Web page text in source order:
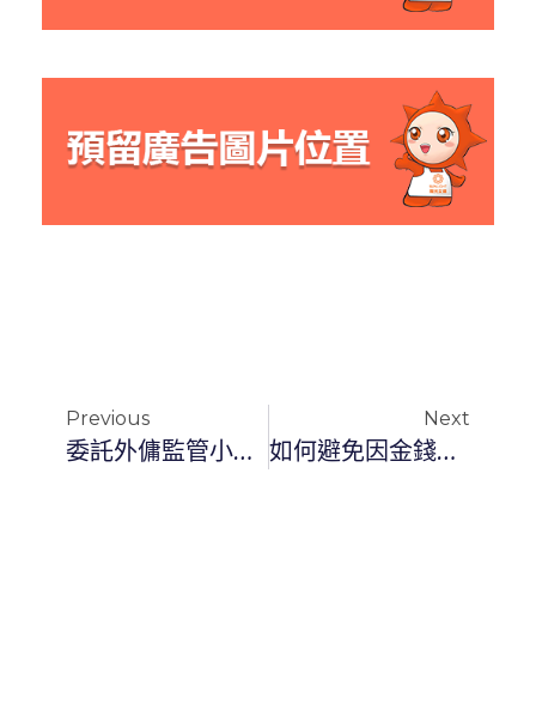
Previous
委託外傭監管小朋友所需注意的事項
Next
如何避免因金錢而引起的僱傭衝突